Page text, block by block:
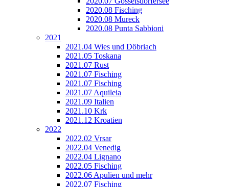
2020.08 Fisching
2020.08 Mureck
2020.08 Punta Sabbioni
2021
2021.04 Wies und Döbriach
2021.05 Toskana
2021.07 Rust
2021.07 Fisching
2021.07 Fisching
2021.07 Aquileia
2021.09 Italien
2021.10 Krk
2021.12 Kroatien
2022
2022.02 Vrsar
2022.04 Venedig
2022.04 Lignano
2022.05 Fisching
2022.06 Apulien und mehr
2022.07 Fisching